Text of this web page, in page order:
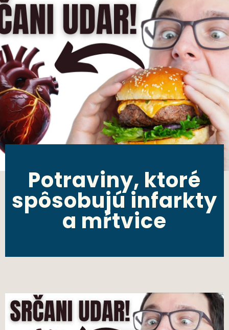
Potraviny, ktoré
spôsobujú infarkty
a mŕtvice